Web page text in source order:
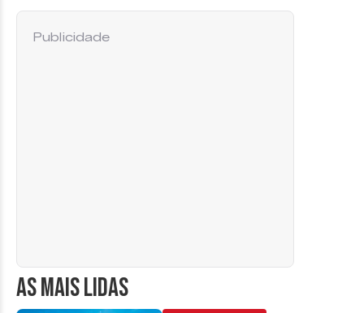
AS MAIS LIDAS
Publicidade